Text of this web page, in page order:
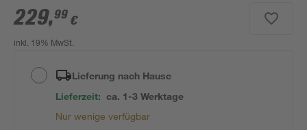
229,99 €
inkl. 19% MwSt.
Lieferung nach Hause
Lieferzeit: ca. 1-3 Werktage
Nur wenige verfügbar